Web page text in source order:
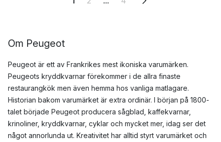
Om Peugeot
Peugeot är ett av Frankrikes mest ikoniska varumärken.
Peugeots kryddkvarnar förekommer i de allra finaste
restaurangkök men även hemma hos vanliga matlagare.
Historian bakom varumärket är extra ordinär. I början på 1800-
talet började Peugeot producera sågblad, kaffekvarnar,
krinoliner, kryddkvarnar, cyklar och mycket mer, idag ser det
något annorlunda ut. Kreativitet har alltid styrt varumärket och